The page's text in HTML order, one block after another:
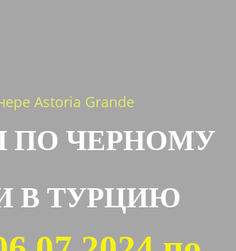
Astoria Grande
ПО ЧЕРНОМУ
В ТУРЦИЮ